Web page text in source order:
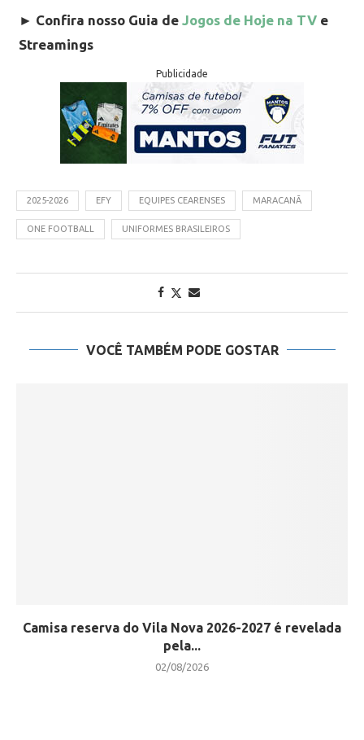
► Confira nosso Guia de Jogos de Hoje na TV e
Streamings
Publicidade
2025-2026 EFY EQUIPES CEARENSES MARACANÃ
ONE FOOTBALL UNIFORMES BRASILEIROS
VOCÊ TAMBÉM PODE GOSTAR
Camisa reserva do Vila Nova 2026-2027 é revelada
pela...
02/08/2026